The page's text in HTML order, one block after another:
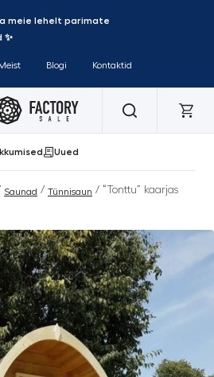
meie lehelt parimate
✨
Blogi Kontaktid
Uued
Saunad / Tünnisaun / “Tonttu” kaarjas